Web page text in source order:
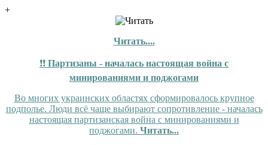
+
Читать....
❗❗ Партизаны - началась настоящая война с
минированиями и поджогами
Во многих украинских областях сформировалось крупное
подполье. Люди всё чаще выбирают сопротивление - началась
настоящая партизанская война с минированиями и
поджогами. Читать...